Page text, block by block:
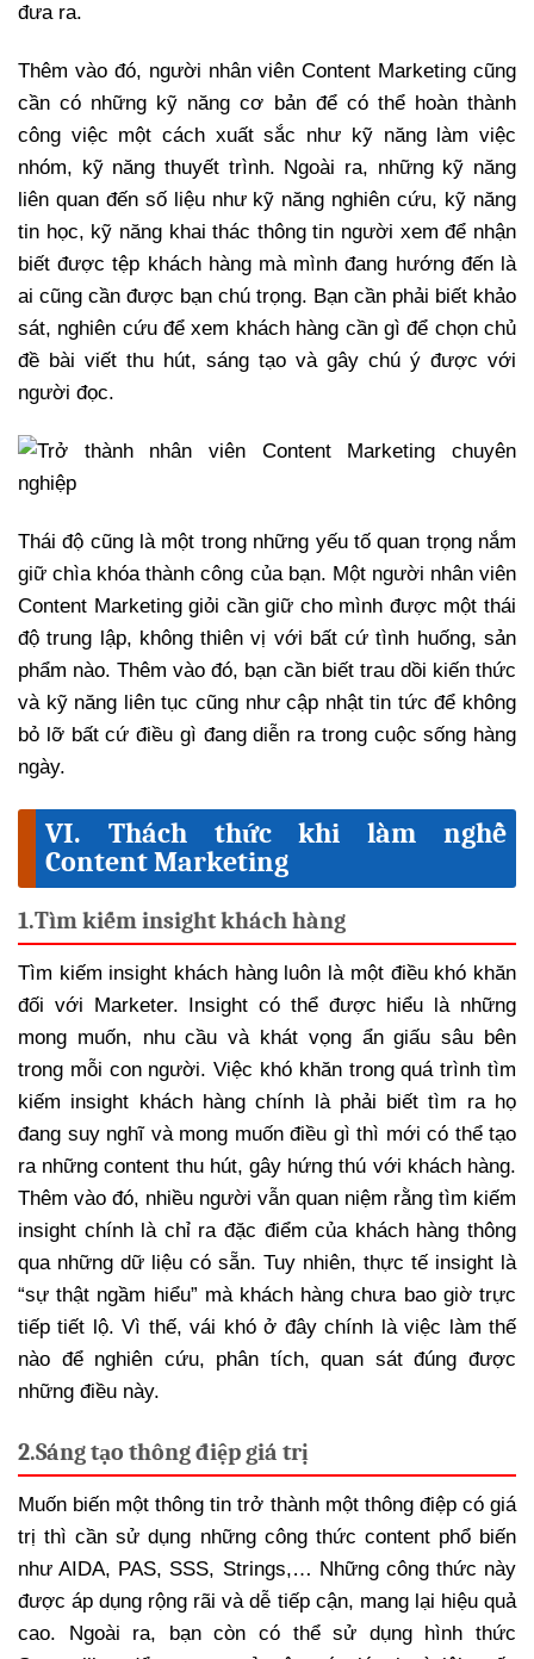
đưa ra.
Thêm vào đó, người nhân viên Content Marketing cũng
cần có những kỹ năng cơ bản để có thể hoàn thành
công việc một cách xuất sắc như kỹ năng làm việc
nhóm, kỹ năng thuyết trình. Ngoài ra, những kỹ năng
liên quan đến số liệu như kỹ năng nghiên cứu, kỹ năng
tin học, kỹ năng khai thác thông tin người xem để nhận
biết được tệp khách hàng mà mình đang hướng đến là
ai cũng cần được bạn chú trọng. Bạn cần phải biết khảo
sát, nghiên cứu để xem khách hàng cần gì để chọn chủ
đề bài viết thu hút, sáng tạo và gây chú ý được với
người đọc.
Thái độ cũng là một trong những yếu tố quan trọng nắm
giữ chìa khóa thành công của bạn. Một người nhân viên
Content Marketing giỏi cần giữ cho mình được một thái
độ trung lập, không thiên vị với bất cứ tình huống, sản
phẩm nào. Thêm vào đó, bạn cần biết trau dồi kiến thức
và kỹ năng liên tục cũng như cập nhật tin tức để không
bỏ lỡ bất cứ điều gì đang diễn ra trong cuộc sống hàng
ngày.
VI. Thách thức khi làm nghề
Content Marketing
1.Tìm kiếm insight khách hàng
Tìm kiếm insight khách hàng luôn là một điều khó khăn
đối với Marketer. Insight có thể được hiểu là những
mong muốn, nhu cầu và khát vọng ẩn giấu sâu bên
trong mỗi con người. Việc khó khăn trong quá trình tìm
kiếm insight khách hàng chính là phải biết tìm ra họ
đang suy nghĩ và mong muốn điều gì thì mới có thể tạo
ra những content thu hút, gây hứng thú với khách hàng.
Thêm vào đó, nhiều người vẫn quan niệm rằng tìm kiếm
insight chính là chỉ ra đặc điểm của khách hàng thông
qua những dữ liệu có sẵn. Tuy nhiên, thực tế insight là
“sự thật ngầm hiểu” mà khách hàng chưa bao giờ trực
tiếp tiết lộ. Vì thế, vái khó ở đây chính là việc làm thế
nào để nghiên cứu, phân tích, quan sát đúng được
những điều này.
2.Sáng tạo thông điệp giá trị
Muốn biến một thông tin trở thành một thông điệp có giá
trị thì cần sử dụng những công thức content phổ biến
như AIDA, PAS, SSS, Strings,… Những công thức này
được áp dụng rộng rãi và dễ tiếp cận, mang lại hiệu quả
cao. Ngoài ra, bạn còn có thể sử dụng hình thức